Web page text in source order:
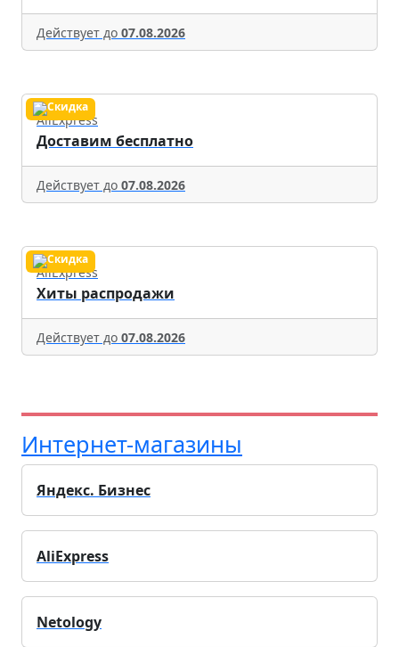
Действует до 07.08.2026
AliExpress
Доставим бесплатно
Действует до 07.08.2026
AliExpress
Хиты распродажи
Действует до 07.08.2026
Интернет-магазины
Яндекс. Бизнес
AliExpress
Netology